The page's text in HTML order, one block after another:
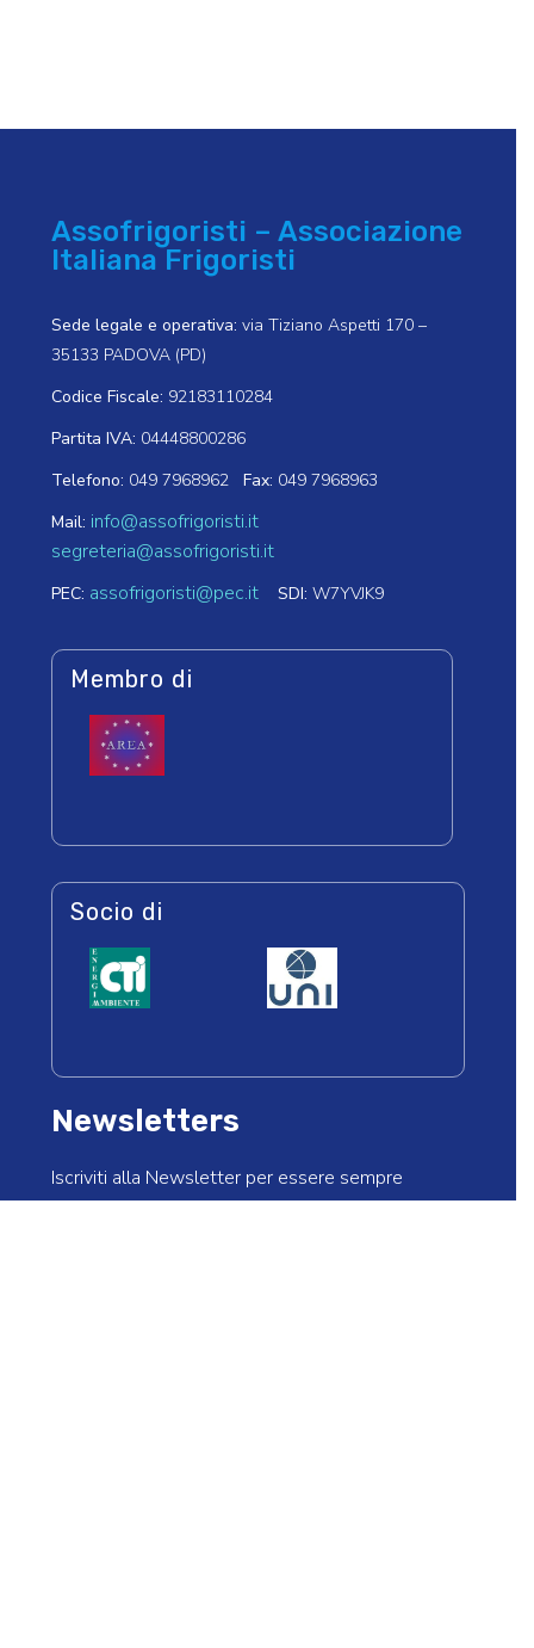
Assofrigoristi – Associazione
Italiana Frigoristi
Sede legale e operativa: via Tiziano Aspetti 170 –
35133 PADOVA (PD)
Codice Fiscale: 92183110284
Partita IVA: 04448800286
Telefono: 049 7968962 Fax: 049 7968963
Mail: info@assofrigoristi.it
segreteria@assofrigoristi.it
PEC: assofrigoristi@pec.it SDI: W7YVJK9
Membro di
Socio di
Newsletters
Iscriviti alla Newsletter per essere sempre